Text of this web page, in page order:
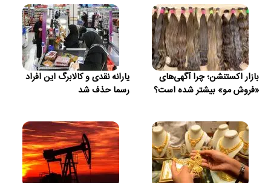
بازار اکستنشن؛ چرا آگهی‌های
«فروش مو» بیشتر شده است؟
یارانه نقدی و کالابرگ این افراد
رسما حذف شد